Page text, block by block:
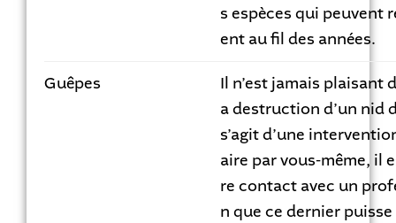
s espèces qui peuvent
ent au fil des années.
Guêpes
Il n’est jamais plaisant
a destruction d’un nid
s’agit d’une
aire par vous-même, il
re contact avec un
n que ce dernier